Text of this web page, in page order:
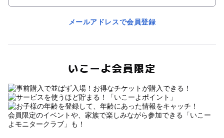
メールアドレスで会員登録
いこーよ会員限定
会員限定のイベントや、家族で楽しみながら参加できる「いこー
よモニタークラブ」も！